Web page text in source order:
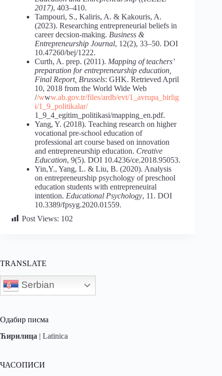
2017), 403–410.
Tampouri, S., Kaliris, A. & Kakouris, A.
(2023). Researching entrepreneurial beliefs in
career decsion-making. Business &
Entrepreneurship Journal, 12(2), 33–50. DOI
10.47260/bej/1222.
Curth, A. prep. (2011). Mapping of teachers’
preparation for entrepreneurship education,
Final Report, Brussels: GHK. Retrieved April
10, 2018 from the World Wide Web
//www.ab.gov.tr/files/ardb/evt/1_avrupa_birlig
i/1_9_politikalar/
1_9_4_egitim_politikasi/mapping_en.pdf.
Yang, Y. (2018). Teaching research on higher
vocational pre-school education of
professional art course based on innovation
and entrepreneurship education. Creative
Education, 9(5). DOI 10.4236/ce.2018.95053.
Yin,Y., Yang, L. & Liu, B. (2020). Analysis
on entrepreneurship psychology of preschool
education students with entrepreneuiral
intention. Educational Psychology, 11. DOI
10.3389/fpsyg.2020.01559.
Post Views: 102
TRANSLATE
Serbian
Одабир писма
Ћирилица | Latinica
ЧАСОПИСИ